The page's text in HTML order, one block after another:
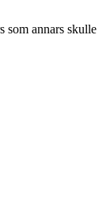
som annars skulle